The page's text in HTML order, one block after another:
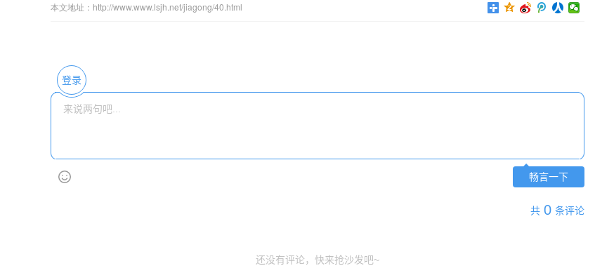
本文地址：http://www.www.lsjh.net/jiagong/40.html
登录
畅言一下
共 0 条评论
还没有评论，快来抢沙发吧~